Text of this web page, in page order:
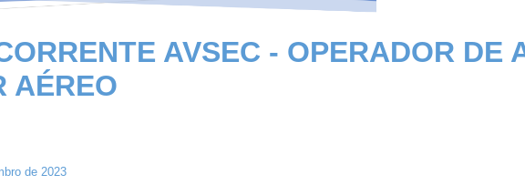
AVSEC - OPERADOR DE
AÉREO
de 2023